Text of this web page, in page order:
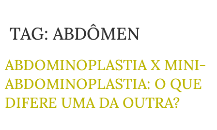
TAG: ABDÔMEN
ABDOMINOPLASTIA X MINI-
ABDOMINOPLASTIA: O QUE
DIFERE UMA DA OUTRA?